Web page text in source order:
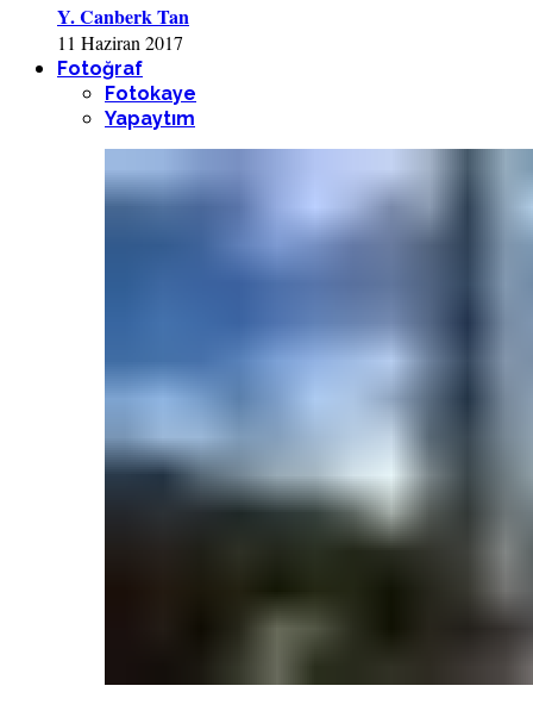
Y. Canberk Tan
11 Haziran 2017
Fotoğraf
Fotokaye
Yapaytım